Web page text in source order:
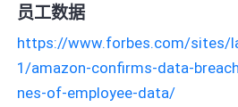
员工数据
https://www.forbes.com/sites/
1/amazon-confirms-data-
nes-of-employee-data/